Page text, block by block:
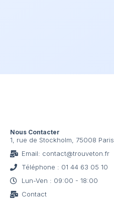
Nous Contacter
1, rue de Stockholm, 75008 Paris
Email: contact@trouveton.fr
Téléphone : 01 44 63 05 10
Lun-Ven : 09:00 - 18:00
Contact